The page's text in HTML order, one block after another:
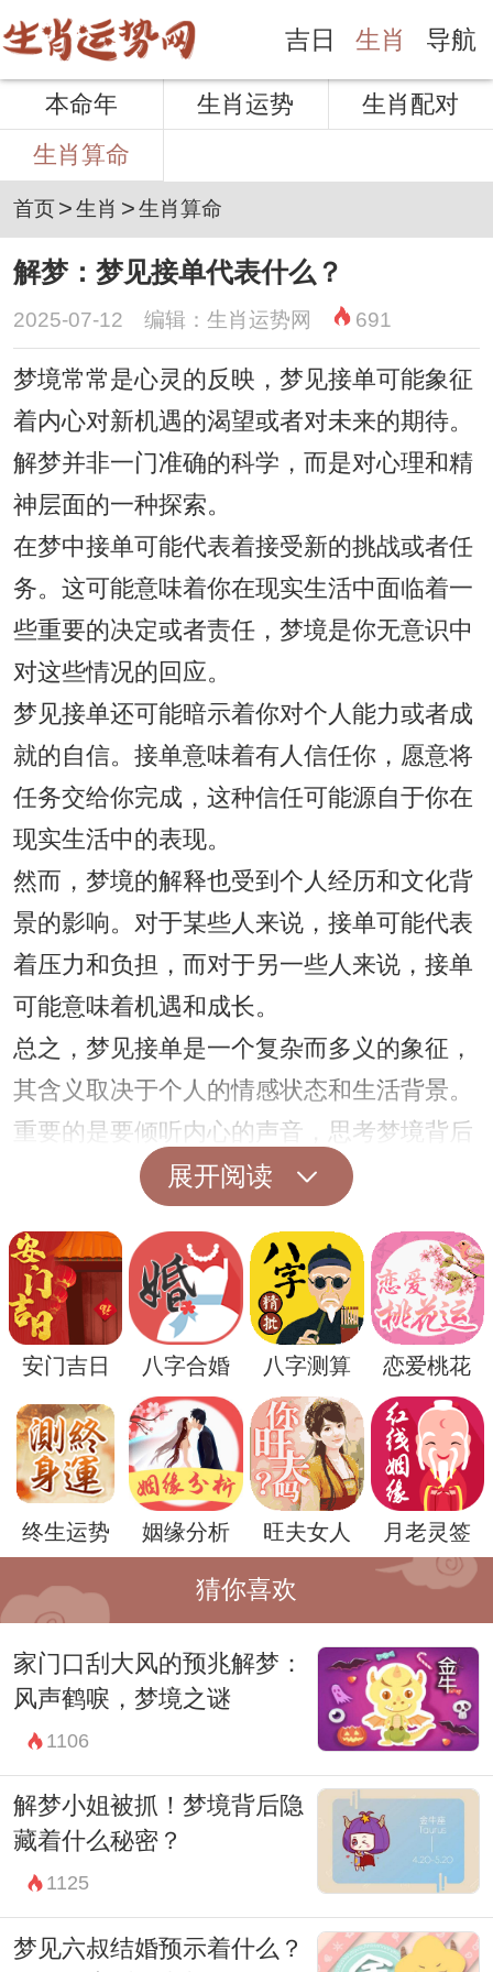
吉日 生肖 导航
本命年 生肖运势
生肖配对
生肖算命
首页>生肖 >生肖算命
解梦：梦见接单代表什么？
2025-07-12 编辑：生肖运势网 691
梦境常常是心灵的反映，梦见接单可能象征
着内心对新机遇的渴望或者对未来的期待。
解梦并非一门准确的科学，而是对心理和精
神层面的一种探索。
在梦中接单可能代表着接受新的挑战或者任
务。这可能意味着你在现实生活中面临着一
些重要的决定或者责任，梦境是你无意识中
对这些情况的回应。
梦见接单还可能暗示着你对个人能力或者成
就的自信。接单意味着有人信任你，愿意将
任务交给你完成，这种信任可能源自于你在
现实生活中的表现。
然而，梦境的解释也受到个人经历和文化背
景的影响。对于某些人来说，接单可能代表
着压力和负担，而对于另一些人来说，接单
可能意味着机遇和成长。
总之，梦见接单是一个复杂而多义的象征，
其含义取决于个人的情感状态和生活背景。
重要的是要倾听内心的声音，思考梦境背后
的真正含义，以便更好地理解自己的内心世
展开阅读
安门吉日 八字合婚 八字测算 恋爱桃花
终生运势 姻缘分析 旺夫女人 月老灵签
猜你喜欢
家门口刮大风的预兆解梦：
风声鹤唳，梦境之谜
1106
解梦小姐被抓！梦境背后隐
藏着什么秘密？
1125
梦见六叔结婚预示着什么？